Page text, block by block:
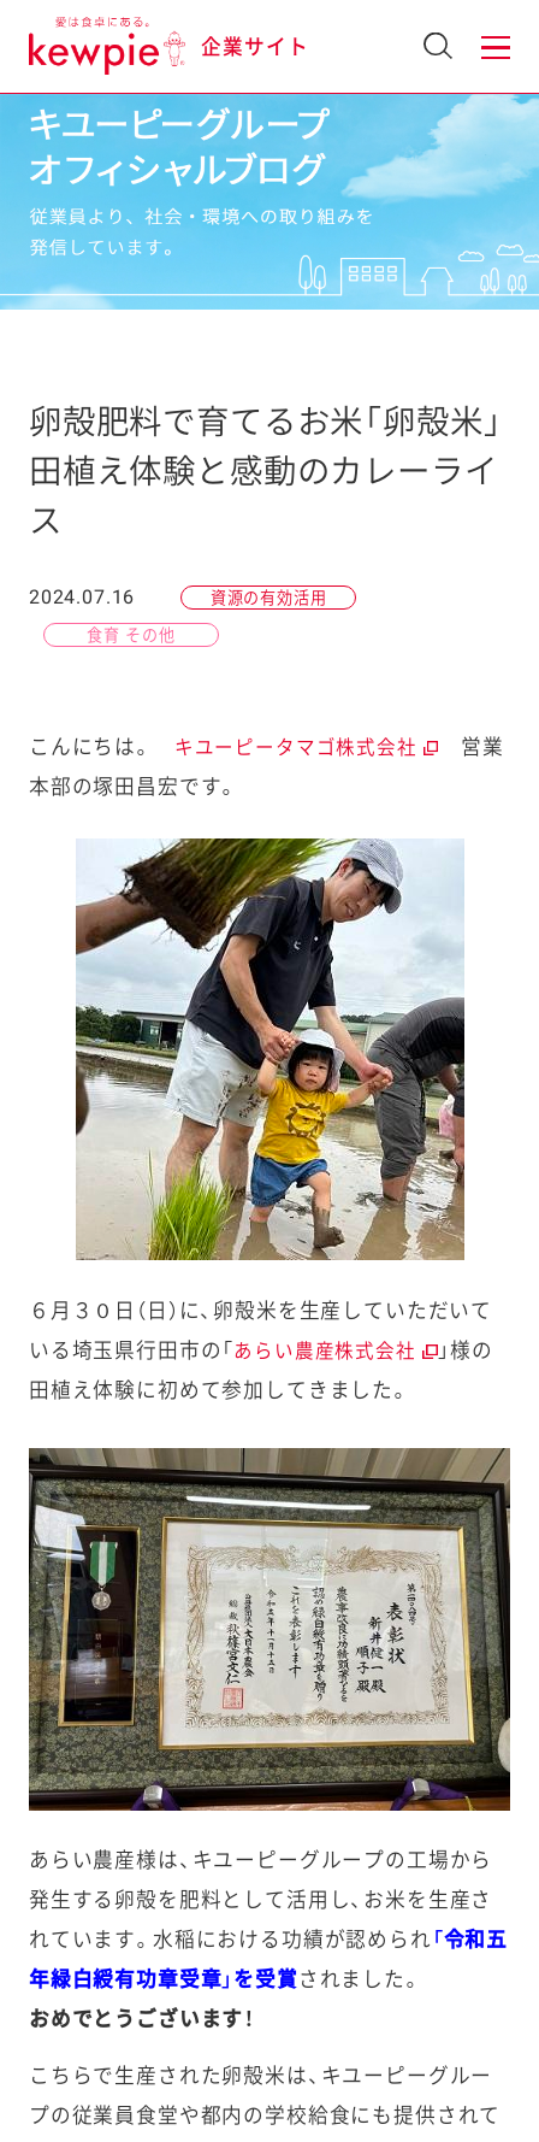
企業サイト
卵殻肥料で育てるお米「卵殻米」
田植え体験と感動のカレーライ
ス
2024.07.16 資源の有効活用
食育 その他
こんにちは。 キユーピータマゴ株式会社
営業
本部の塚田昌宏です。
６月３０日（日）に、卵殻米を生産していただいて
いる埼玉県行田市の「あらい農産株式会社
」様の
田植え体験に初めて参加してきました。
あらい農産様は、キユーピーグループの工場から
発生する卵殻を肥料として活用し、お米を生産さ
れています。水稲における功績が認められ 「令和五
年緑白綬有功章受章」を受賞 されました。
おめでとうございます！
こちらで生産された卵殻米は、キユーピーグルー
プの従業員食堂や都内の学校給食にも提供されて